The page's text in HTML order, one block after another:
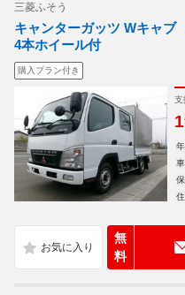
三菱ふそう
キャンターガッツ Wキャ
4本ホイール付
購入プラン付き
支
無
料